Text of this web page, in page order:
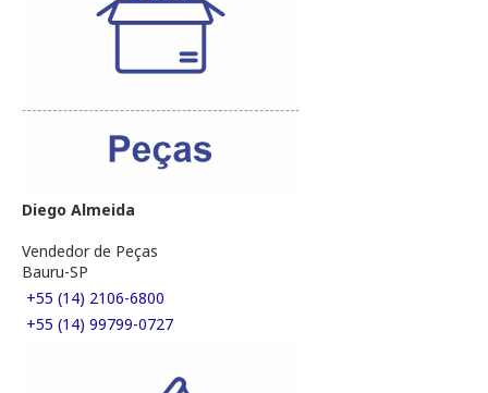
Diego Almeida
Vendedor de Peças
Bauru-SP
+55 (14) 2106-6800
+55 (14) 99799-0727